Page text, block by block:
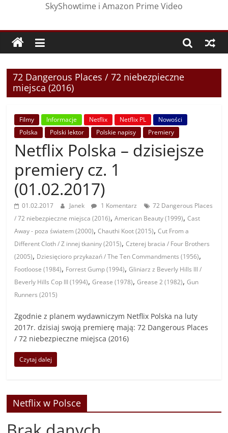
SkyShowtime i Amazon Prime Video
72 Dangerous Places / 72 niebezpieczne
miejsca (2016)
Filmy Informacje Netflix Netflix PL
Nowości
Polska
Polski lektor Polskie napisy Premiery
Netflix Polska – dzisiejsze
premiery cz. 1
(01.02.2017)
01.02.2017 Janek 1 Komentarz
72 Dangerous Places
/ 72 niebezpieczne miejsca (2016),American Beauty (1999),Cast
Away - poza światem (2000),Chauthi Koot (2015),Cut From a
Different Cloth / Z innej tkaniny (2015),Czterej bracia / Four Brothers
(2005), Dziesięcioro przykazań / The Ten Commandments (1956),
Footloose (1984), Forrest Gump (1994),Gliniarz z Beverly Hills III /
Beverly Hills Cop III (1994),Grease (1978),Grease 2 (1982),Gun
Runners (2015)
Zgodnie z planem wydawniczym Netflix Polska na luty
2017r. dzisiaj swoją premierę mają: 72 Dangerous Places
/ 72 niebezpieczne miejsca (2016)
Czytaj dalej
Netflix w Polsce